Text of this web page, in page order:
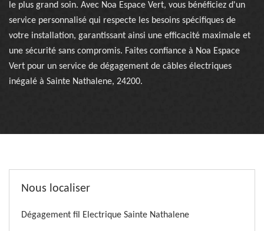
le plus grand soin. Avec Noa Espace Vert, vous bénéficiez d'un
service personnalisé qui respecte les besoins spécifiques de
votre installation, garantissant ainsi une efficacité maximale et
une sécurité sans compromis. Faites confiance à Noa Espace
Vert pour un service de dégagement de câbles électriques
inégalé à Sainte Nathalene, 24200.
Nous localiser
Dégagement fil Electrique Sainte Nathalene